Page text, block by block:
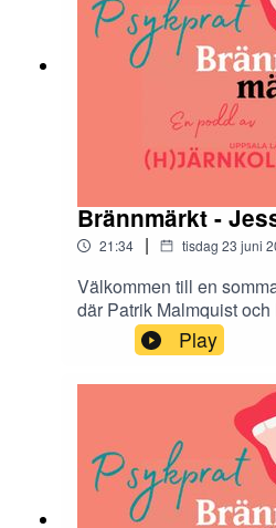
Brännmärkt -
21:34 | tisdag 23 juni
Välkommen till en
där Patrik Malmquist och
de tolv
antologin Brännmärkt.
stigma och den
bild. I podcasten får vi
Play